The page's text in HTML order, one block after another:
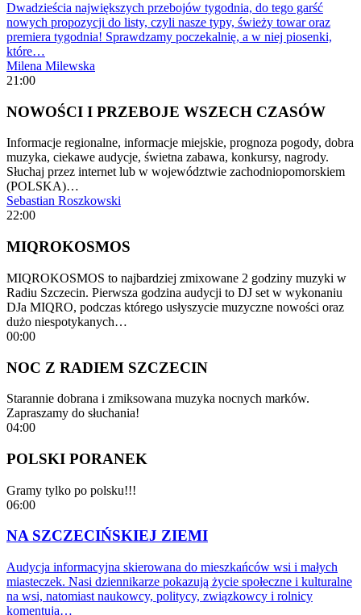
Dwadzieścia największych przebojów tygodnia, do tego garść
nowych propozycji do listy, czyli nasze typy, świeży towar oraz
premiera tygodnia! Sprawdzamy poczekalnię, a w niej piosenki,
które…
Milena Milewska
21:00
NOWOŚCI I PRZEBOJE WSZECH CZASÓW
Informacje regionalne, informacje miejskie, prognoza pogody, dobra
muzyka, ciekawe audycje, świetna zabawa, konkursy, nagrody.
Słuchaj przez internet lub w województwie zachodniopomorskiem
(POLSKA)…
Sebastian Roszkowski
22:00
MIQROKOSMOS
MIQROKOSMOS to najbardziej zmixowane 2 godziny muzyki w
Radiu Szczecin. Pierwsza godzina audycji to DJ set w wykonaniu
DJa MIQRO, podczas którego usłyszycie muzyczne nowości oraz
dużo niespotykanych…
00:00
NOC Z RADIEM SZCZECIN
Starannie dobrana i zmiksowana muzyka nocnych marków.
Zapraszamy do słuchania!
04:00
POLSKI PORANEK
Gramy tylko po polsku!!!
06:00
NA SZCZECIŃSKIEJ ZIEMI
Audycja informacyjna skierowana do mieszkańców wsi i małych
miasteczek. Nasi dziennikarze pokazują życie społeczne i kulturalne
na wsi, natomiast naukowcy, politycy, związkowcy i rolnicy
komentują…